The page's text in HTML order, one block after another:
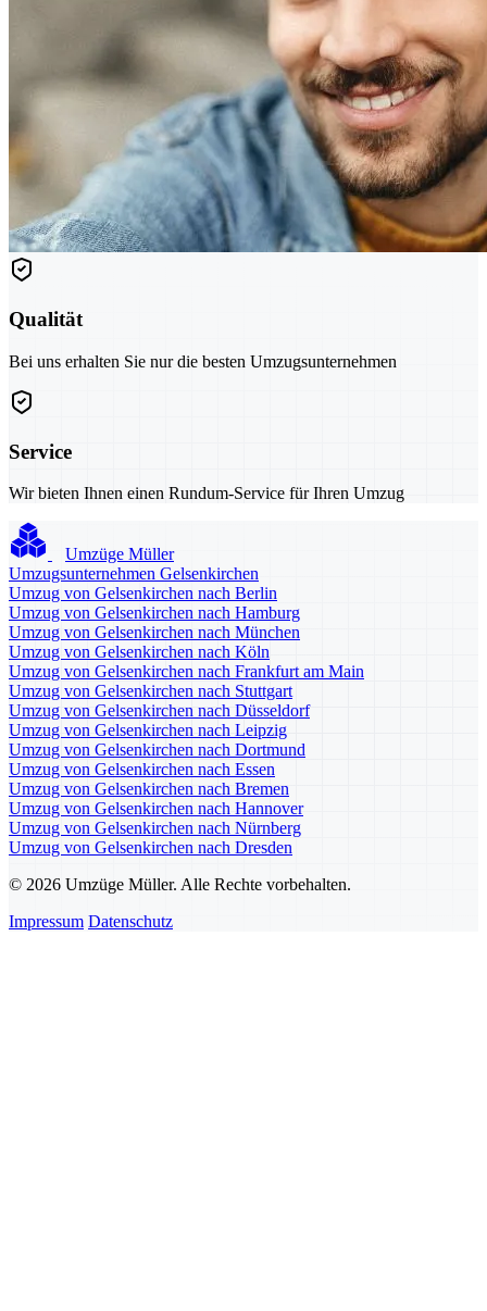
Qualität
Bei uns erhalten Sie nur die besten Umzugsunternehmen
Service
Wir bieten Ihnen einen Rundum-Service für Ihren Umzug
Umzüge Müller
Umzugsunternehmen Gelsenkirchen
Umzug von Gelsenkirchen nach Berlin
Umzug von Gelsenkirchen nach Hamburg
Umzug von Gelsenkirchen nach München
Umzug von Gelsenkirchen nach Köln
Umzug von Gelsenkirchen nach Frankfurt am Main
Umzug von Gelsenkirchen nach Stuttgart
Umzug von Gelsenkirchen nach Düsseldorf
Umzug von Gelsenkirchen nach Leipzig
Umzug von Gelsenkirchen nach Dortmund
Umzug von Gelsenkirchen nach Essen
Umzug von Gelsenkirchen nach Bremen
Umzug von Gelsenkirchen nach Hannover
Umzug von Gelsenkirchen nach Nürnberg
Umzug von Gelsenkirchen nach Dresden
© 2026 Umzüge Müller. Alle Rechte vorbehalten.
Impressum Datenschutz